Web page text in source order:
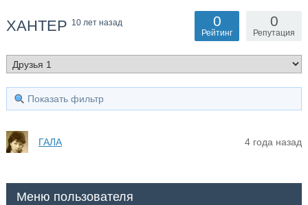
XAHTEP 10 лет назад 0
Репутация
0
Рейтинг
Показать фильтр
ГАЛА 4 года назад
Меню пользователя